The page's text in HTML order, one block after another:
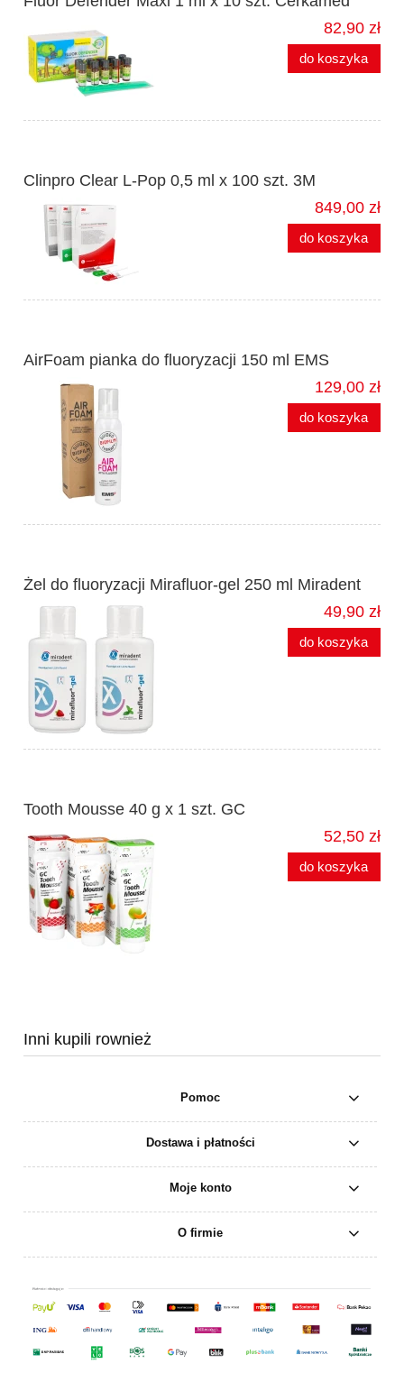
82,90 zł
do koszyka
Clinpro Clear L-Pop 0,5 ml x 100 szt. 3M
849,00 zł
do koszyka
AirFoam pianka do fluoryzacji 150 ml EMS
129,00 zł
do koszyka
Żel do fluoryzacji Mirafluor-gel 250 ml Miradent
49,90 zł
do koszyka
Tooth Mousse 40 g x 1 szt. GC
52,50 zł
do koszyka
Inni kupili rownież
Pomoc
Dostawa i płatności
Moje konto
O firmie